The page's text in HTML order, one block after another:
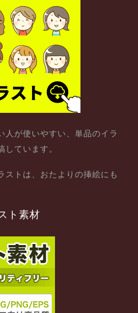
人が使いやすい、単品のイラ
ています。
ストは、おたよりの挿絵にも
ト素材